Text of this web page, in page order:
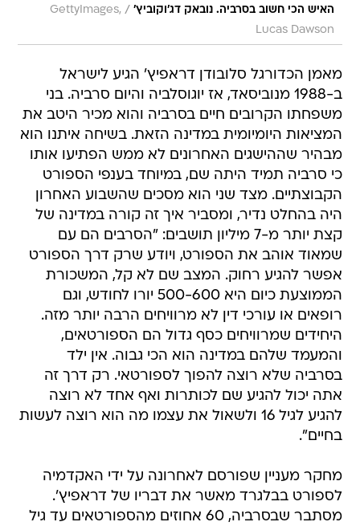
האיש הכי חשוב בסרביה. נובאק דג'וקוביץ' /
GettyImages,
Lucas Dawson
מאמן הכדורגל סלובודן דראפיץ' הגיע לישראל
ב-1988 מנוביסאד, אז יוגוסלביה והיום סרביה. בני
משפחתו הקרובים חיים בסרביה והוא מכיר היטב את
המציאות היומיומית במדינה הזאת. בשיחה איתנו הוא
מבהיר שההישגים האחרונים לא ממש הפתיעו אותו
כי סרביה תמיד היתה שם, במיוחד בענפי הספורט
הקבוצתיים. מצד שני הוא מסכים שהשבוע האחרון
היה בהחלט נדיר, ומסביר איך זה קורה במדינה של
קצת יותר מ-7 מיליון תושבים: "הסרבים הם עם
שמאוד אוהב את הספורט, ויודע שרק דרך הספורט
אפשר להגיע רחוק. המצב שם לא קל, המשכורת
הממוצעת כיום היא 500-600 יורו לחודש, וגם
רופאים או עורכי דין לא מרוויחים הרבה יותר מזה.
היחידים שמרוויחים כסף גדול הם הספורטאים,
והמעמד שלהם במדינה הוא הכי גבוה. אין ילד
בסרביה שלא רוצה להפוך לספורטאי. רק דרך זה
אתה יכול להגיע שם לכותרות ואף אחד לא רוצה
להגיע לגיל 16 ולשאול את עצמו מה הוא רוצה לעשות
בחיים".
מחקר מעניין שפורסם לאחרונה על ידי האקדמיה
לספורט בבלגרד מאשר את דבריו של דראפיץ'.
מסתבר שבסרביה, 60 אחוזים מהספורטאים עד גיל